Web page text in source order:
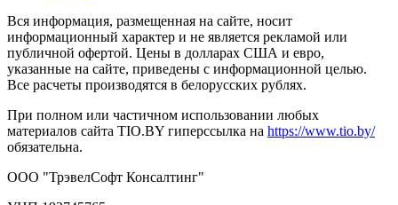
Вся информация, размещенная на сайте, носит
информационный характер и не является рекламой или
публичной офертой. Цены в долларах США и евро,
указанные на сайте, приведены с информационной целью.
Все расчеты производятся в белорусских рублях.
При полном или частичном использовании любых
материалов сайта TIO.BY гиперссылка на https://www.tio.by/
обязательна.
ООО "ТрэвелСофт Консалтинг"